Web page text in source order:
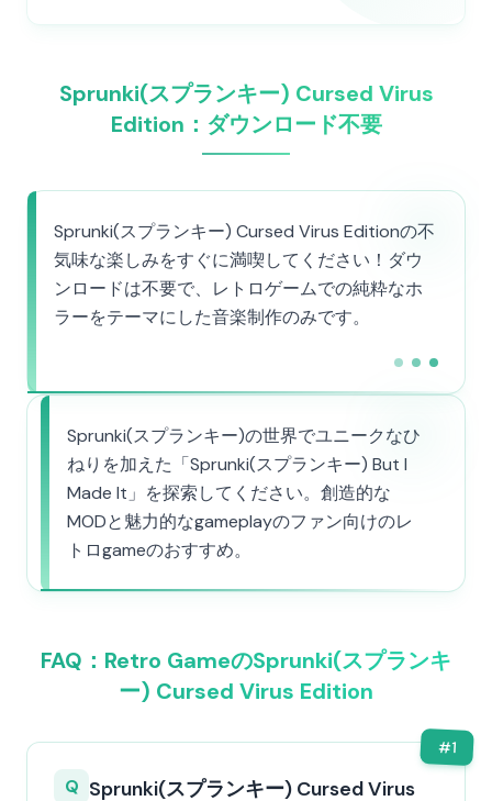
Sprunki(スプランキー) Cursed Virus
Edition：ダウンロード不要
Sprunki(スプランキー) Cursed Virus Editionの不
気味な楽しみをすぐに満喫してください！ダウ
ンロードは不要で、レトロゲームでの純粋なホ
ラーをテーマにした音楽制作のみです。
Sprunki(スプランキー)の世界でユニークなひ
ねりを加えた「Sprunki(スプランキー) But I
Made It」を探索してください。創造的な
MODと魅力的なgameplayのファン向けのレ
トロgameのおすすめ。
FAQ：Retro GameのSprunki(スプランキ
ー) Cursed Virus Edition
#1
Q Sprunki(スプランキー) Cursed Virus